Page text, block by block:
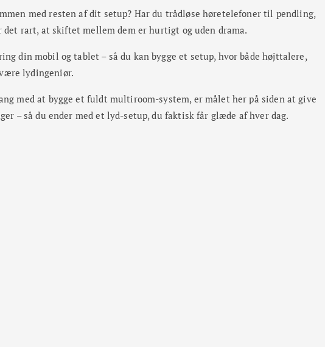
med resten af dit setup? Har du trådløse høretelefoner til pendling,
rart, at skiftet mellem dem er hurtigt og uden drama.
din mobil og tablet – så du kan bygge et setup, hvor både højttalere,
lydingeniør.
med at bygge et fuldt multiroom-system, er målet her på siden at give
– så du ender med et lyd-setup, du faktisk får glæde af hver dag.